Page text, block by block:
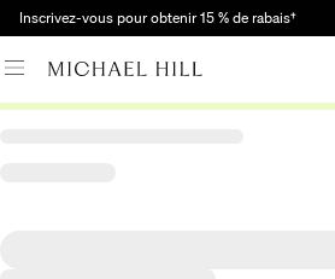
Inscrivez-vous pour obtenir 15 % de rabais†